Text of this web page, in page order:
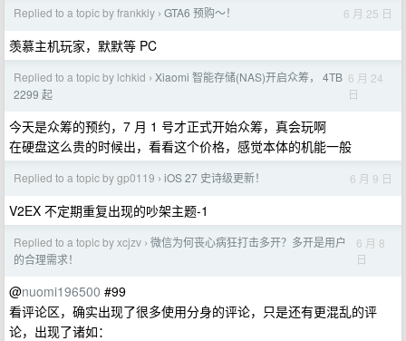
Replied to a topic by frankkly › GTA6 预购～！ 6 月 25 日
羡慕主机玩家，默默等 PC
Replied to a topic by lchkid › Xiaomi 智能存储(NAS)开启众筹， 4TB
2299 起
6 月 24
日
今天是众筹的预约，7 月 1 号才正式开始众筹，真会玩啊
在硬盘这么贵的时候出，看看这个价格，感觉本体的机能一般
Replied to a topic by gp0119 › iOS 27 史诗级更新！ 6 月 9 日
V2EX 不定期重复出现的吵架主题-1
Replied to a topic by xcjzv › 微信为何丧心病狂打击多开？多开是用户
的合理需求！
6 月 8
日
@nuomi196500 #99
看评论区，确实出现了很多使用分身的评论，只是还有更混乱的评
论，出现了诸如：